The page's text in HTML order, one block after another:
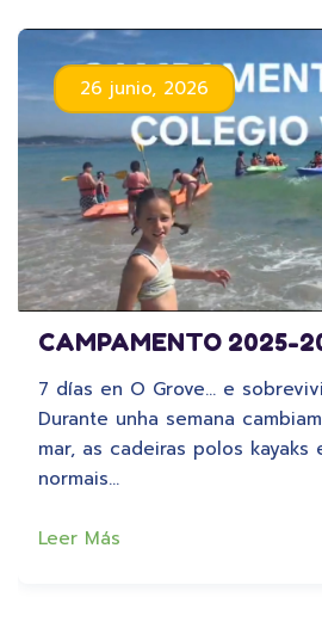
26 junio, 2026
CAMPAMENTO 2025-
7 días en O Grove… e
Durante unha semana
mar, as cadeiras polos kayaks
normais…
Leer Más